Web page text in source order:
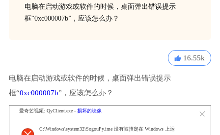
电脑在启动游戏或软件的时候，桌面弹出错误提示
框“0xc000007b”，应该怎么办？
16.55k
电脑在启动游戏或软件的时候，桌面弹出错误提示
框“0xc000007b”，应该怎么办？
爱奇艺视频: QyClient.exe - 损坏的映像
C:\Windows\system32\SogouPy.ime 没有被指定在 Windows 上运